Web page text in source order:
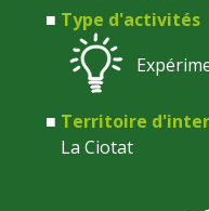
Type d'activités
Territoire
La Ciotat